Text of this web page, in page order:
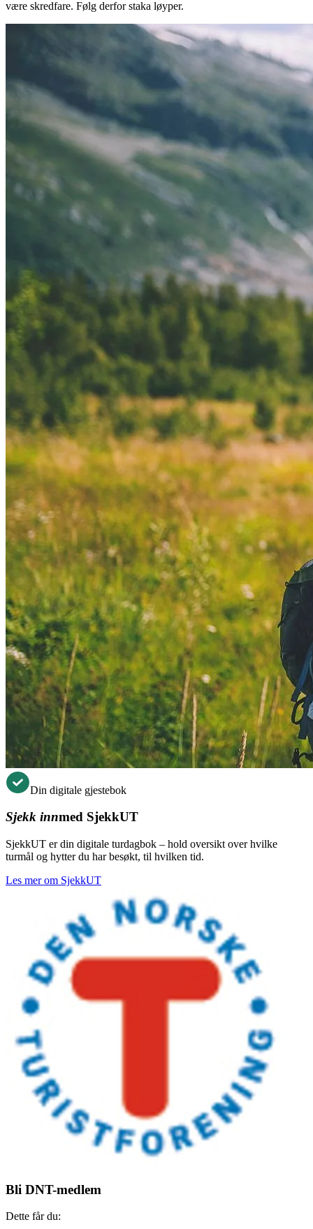
være skredfare. Følg derfor staka løyper.
Din digitale gjestebok
Sjekk innmed SjekkUT
SjekkUT er din digitale turdagbok – hold oversikt over hvilke
turmål og hytter du har besøkt, til hvilken tid.
Les mer om SjekkUT
Bli DNT-medlem
Dette får du: